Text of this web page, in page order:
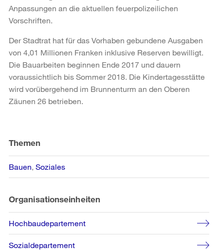
Anpassungen an die aktuellen feuerpolizeilichen
Vorschriften.
Der Stadtrat hat für das Vorhaben gebundene Ausgaben
von 4,01 Millionen Franken inklusive Reserven bewilligt.
Die Bauarbeiten beginnen Ende 2017 und dauern
voraussichtlich bis Sommer 2018. Die Kindertagesstätte
wird vorübergehend im Brunnenturm an den Oberen
Zäunen 26 betrieben.
Informationen
Themen
Bauen Soziales
Organisationseinheiten
Hochbaudepartement
Sozialdepartement